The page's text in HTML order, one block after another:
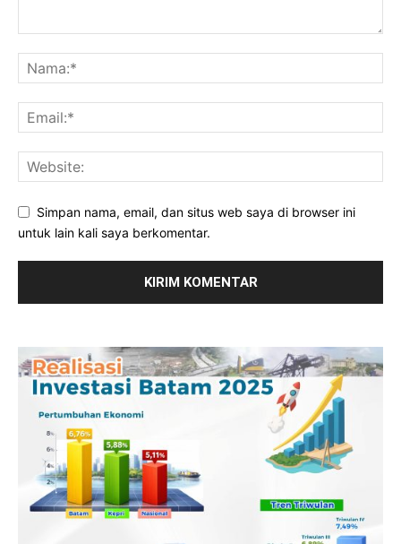
Simpan nama, email, dan situs web saya di browser ini
untuk lain kali saya berkomentar.